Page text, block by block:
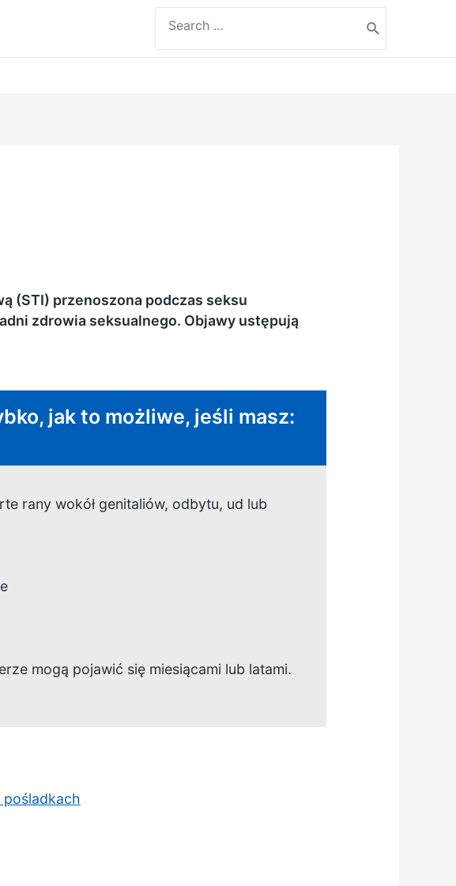
for:
(STI) przenoszona podczas seksu
zdrowia seksualnego. Objawy ustępują
jak to możliwe, jeśli masz:
rany wokół genitaliów, odbytu, ud lub
mogą pojawić się miesiącami lub latami.
pośladkach